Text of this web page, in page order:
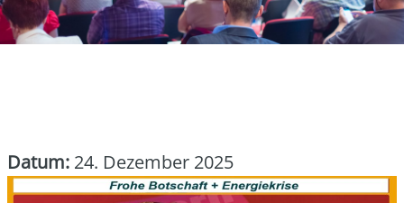
Datum: 24. Dezember 2025